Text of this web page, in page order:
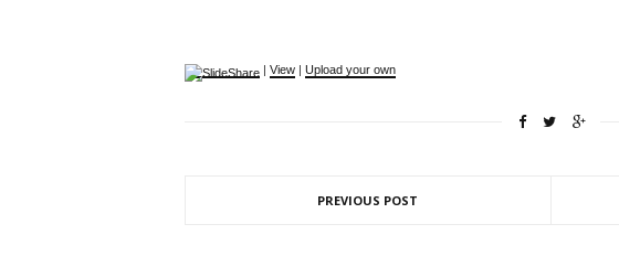
| View | Upload your own
PREVIOUS POST